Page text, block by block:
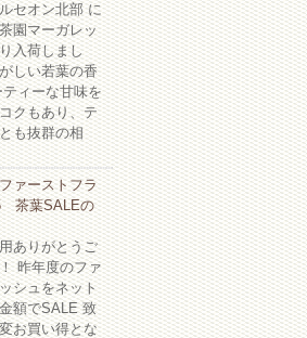
セオン北部 に
園マーガレッ
入荷しまし
しい若葉の香
ィーな甘味を
クもあり、テ
も抜群の相
ァーストフラ
茶葉SALEの
ありがとうご
昨年度のファ
シュをネット
額でSALE 致
お買い得とな